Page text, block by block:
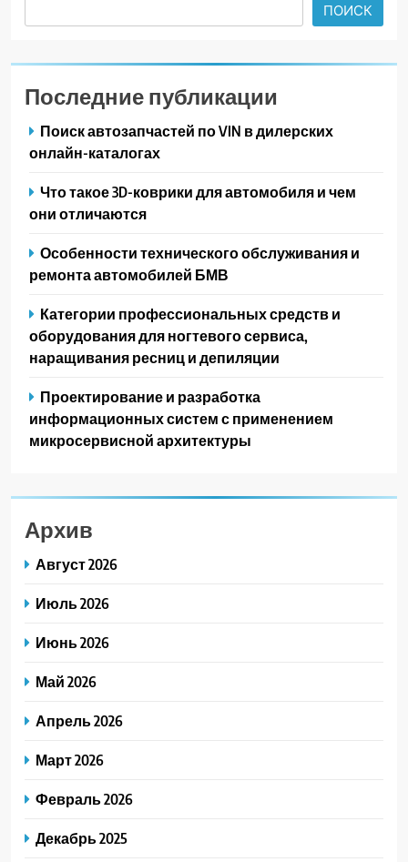
ПОИСК
Последние публикации
Поиск автозапчастей по VIN в дилерских
онлайн-каталогах
Что такое 3D-коврики для автомобиля и чем
они отличаются
Особенности технического обслуживания и
ремонта автомобилей БМВ
Категории профессиональных средств и
оборудования для ногтевого сервиса,
наращивания ресниц и депиляции
Проектирование и разработка
информационных систем с применением
микросервисной архитектуры
Архив
Август 2026
Июль 2026
Июнь 2026
Май 2026
Апрель 2026
Март 2026
Февраль 2026
Декабрь 2025